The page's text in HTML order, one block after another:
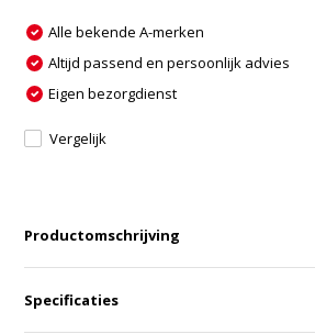
Alle bekende A-merken
Altijd passend en persoonlijk advies
Eigen bezorgdienst
Vergelijk
Productomschrijving
Specificaties